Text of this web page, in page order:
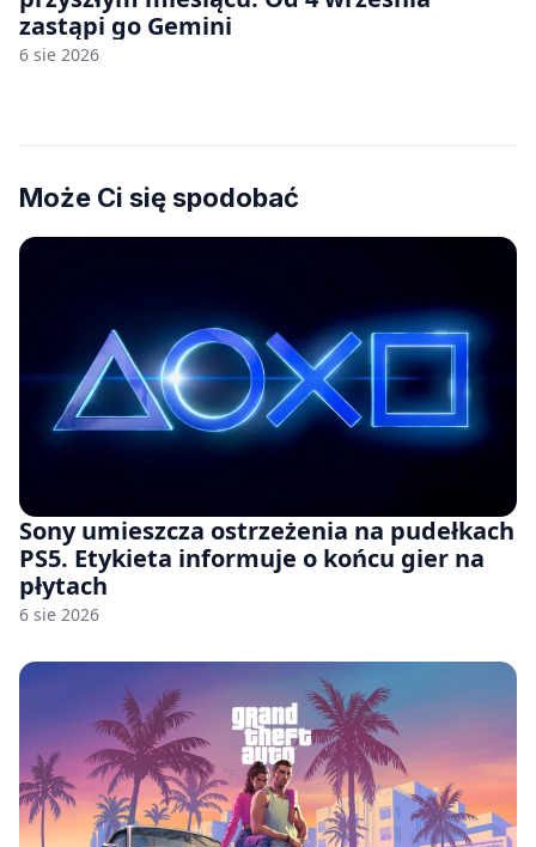
zastąpi go Gemini
6 sie 2026
Może Ci się spodobać
Sony umieszcza ostrzeżenia na pudełkach
PS5. Etykieta informuje o końcu gier na
płytach
6 sie 2026